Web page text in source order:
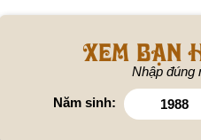
XEM BẠN
Nhập đúng
Năm sinh: